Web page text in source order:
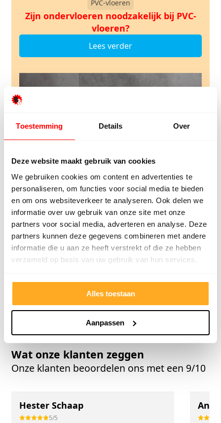
Toestemming Details Over
Deze website maakt gebruik van cookies
We gebruiken cookies om content en advertenties te
personaliseren, om functies voor social media te bieden
en om ons websiteverkeer te analyseren. Ook delen we
informatie over uw gebruik van onze site met onze
partners voor social media, adverteren en analyse. Deze
partners kunnen deze gegevens combineren met andere
informatie die u aan ze heeft verstrekt of die ze hebben
verzameld op basis van uw gebruik van hun services.
Alles toestaan
Aanpassen
PVC-vloeren
Zijn ondervloeren noodzakelijk bij PVC-
vloeren?
Lees verder
PVC-vloeren
Lees verder
Wat onze klanten zeggen
Onze klanten beoordelen ons met een 9/10
Hester Schaap
5/5